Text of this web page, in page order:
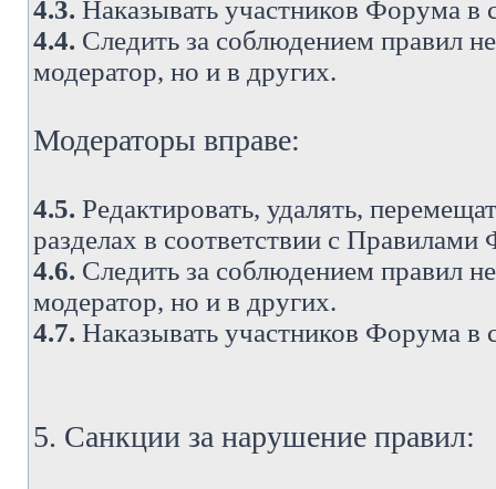
4.3. Наказывать участников Форума
4.4. Следить за соблюдением правил
модератор, но и в других.
Модераторы вправе:
4.5. Редактировать, удалять,
разделах в соответствии с
4.6. Следить за соблюдением правил
модератор, но и в других.
4.7. Наказывать участников Форума
5. Санкции за нарушение правил: